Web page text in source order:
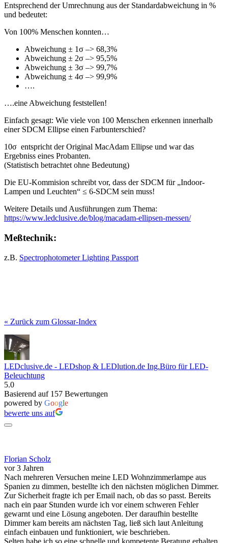
Entsprechend der Umrechnung aus der Standardabweichung in %
und bedeutet:
Von 100% Menschen konnten…
Abweichung ± 1σ –> 68,3%
Abweichung ± 2σ –> 95,5%
Abweichung ± 3σ –> 99,7%
Abweichung ± 4σ –> 99,9%
….
….eine Abweichung feststellen!
Einfach gesagt: Wie viele von 100 Menschen erkennen innerhalb
einer SDCM Ellipse einen Farbunterschied?
10σ entspricht der Original MacAdam Ellipse und war das
Ergebniss eines Probanten.
(Statistisch betrachtet ohne Bedeutung)
Die EU-Kommision schreibt vor, dass der SDCM für „Indoor-
Lampen und Leuchten“ ≤ 6-SDCM sein muss!
Weitere Details und Ausführungen zum Thema:
https://www.ledclusive.de/blog/macadam-ellipsen-messen/
Meßtechnik:
z.B. Spectrophotometer Lighting Passport
« Zurück zum Glossar-Index
LEDclusive.de - LEDshop & LEDlution.de Ing.Büro für LED-
Beleuchtung
5.0
Basierend auf 157 Bewertungen
powered by Google
bewerte uns auf
Florian Scholz
vor 3 Jahren
Nach mehreren Versuchen meine LED Wohnzimmerlampe aus
Spanien zu dimmen, bestellte ich den nächsten möglichen Dimmer.
Zur Sicherheit fragte ich per Email nach, ob das so passt. Bereits
nach ein paar Stunden wurde ich vor einem schweren Fehler
gewarnt und eine Lösung angeboten. Der daraufhin bestellte
Dimmer kam bereits am nächsten Tag, ließ sich laut Anleitung
einfach einbauen und funktioniert, wie beschrieben.
Selten habe ich so eine schnelle und kompetente Beratung erhalten.